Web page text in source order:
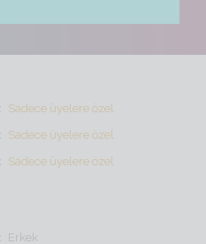
Sadece üyelere özel
Sadece üyelere özel
Sadece üyelere özel
Erkek